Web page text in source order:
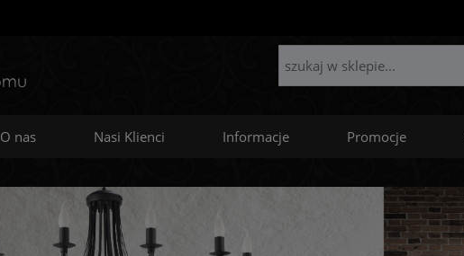
O nas Nasi Klienci Informacje Promocje